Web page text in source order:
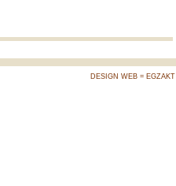
DESIGN WEB = EGZAKT